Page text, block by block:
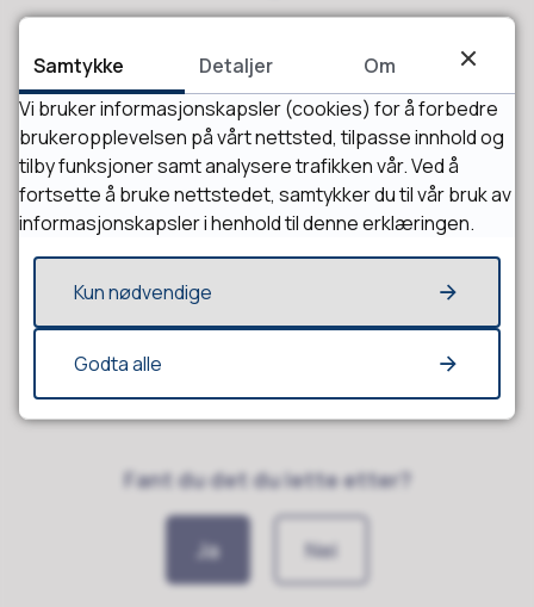
Frist: innen 6 uker etter utlegging av listen.
Sist endret 03.08.2026 12:58
Fant du det du lette etter?
Ja Nei
Samtykke Detaljer
Om
Vi bruker informasjonskapsler (cookies) for å forbedre
brukeropplevelsen på vårt nettsted, tilpasse innhold og
tilby funksjoner samt analysere trafikken vår. Ved å
fortsette å bruke nettstedet, samtykker du til vår bruk av
informasjonskapsler i henhold til denne erklæringen.
Kun nødvendige
Godta alle